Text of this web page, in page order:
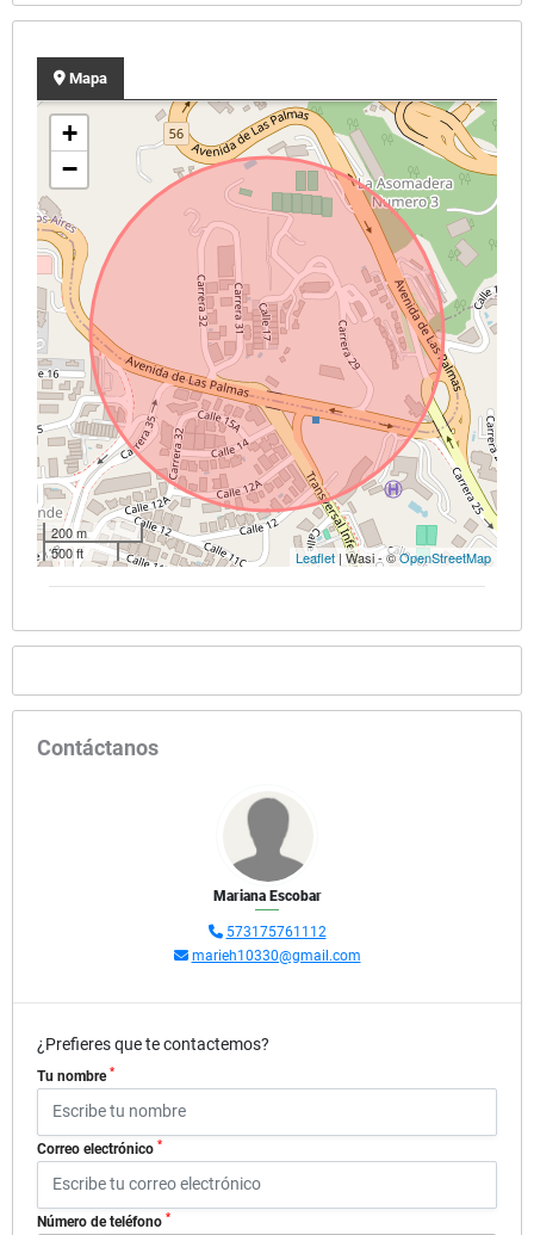
Mapa
+
−
200 m
500 ft
Leaflet | Wasi - ©OpenStreetMap
Contáctanos
Mariana Escobar
573175761112
marieh10330@gmail.com
¿Prefieres que te contactemos?
Tu nombre *
Correo electrónico *
Número de teléfono *